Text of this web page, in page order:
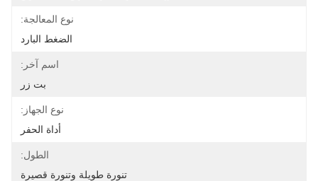
نوع المعالجة:
الضغط البارد
اسم آخر:
بت زر
نوع الجهاز:
أداة الحفر
الطول:
تنورة طويلة وتنورة قصيرة